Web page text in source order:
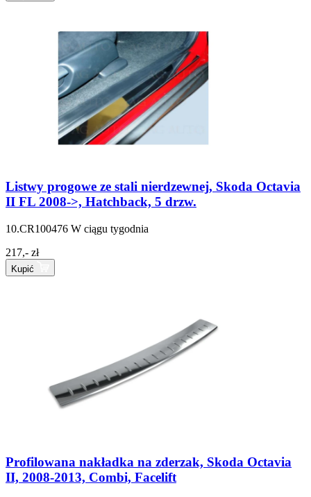
Listwy progowe ze stali nierdzewnej, Skoda Octavia
II FL 2008->, Hatchback, 5 drzw.
10.CR100476 W ciągu tygodnia
217,- zł
Kupić
Profilowana nakładka na zderzak, Skoda Octavia
II, 2008-2013, Combi, Facelift